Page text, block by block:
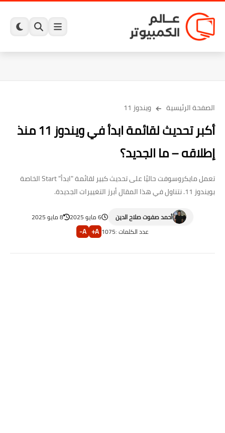
الصفحة الرئيسية ويندوز 11
أكبر تحديث لقائمة ابدأ في ويندوز 11 منذ
إطلاقه – ما الجديد؟
تعمل مايكروسوفت حاليًا على تحديث كبير لقائمة "ابدأ" Start الخاصة
بويندوز 11. نتناول في هذا المقال أبرز التغييرات الجديدة.
أحمد صفوت صلاح الدين 6 مايو 2025
8 مايو 2025
عدد الكلمات :1075
A+
A-